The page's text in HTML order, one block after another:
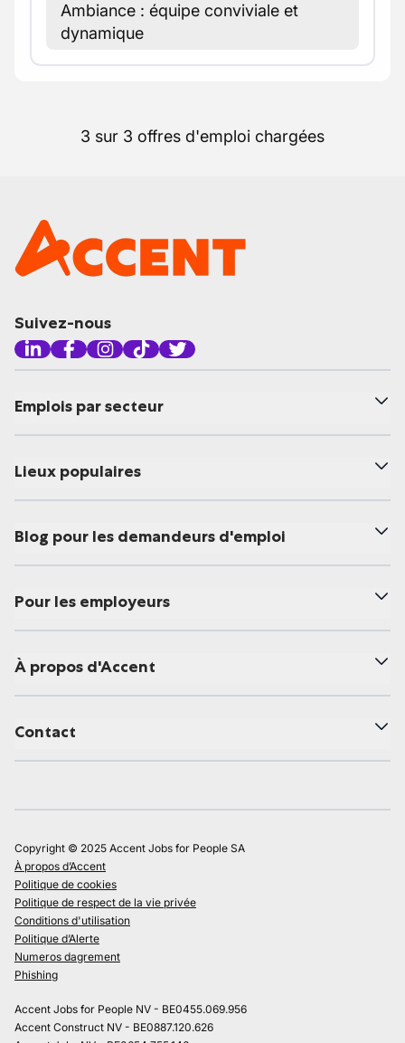
Ambiance : équipe conviviale et
dynamique
3 sur 3 offres d'emploi chargées
Suivez-nous
Emplois par secteur
Lieux populaires
Blog pour les demandeurs d'emploi
Pour les employeurs
À propos d'Accent
Contact
Copyright © 2025 Accent Jobs for People SA
À propos d’Accent
Politique de cookies
Politique de respect de la vie privée
Conditions d'utilisation
Politique d’Alerte
Numeros dagrement
Phishing
Accent Jobs for People NV - BE0455.069.956
Accent Construct NV - BE0887.120.626